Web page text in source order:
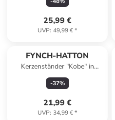
25,99 €
UVP: 49,99 €*
FYNCH-HATTON
Kerzenständer "Kobe" in
Schwarz - (H)36 x Ø 11,5 cm
-37%
21,99 €
UVP: 34,99 €*